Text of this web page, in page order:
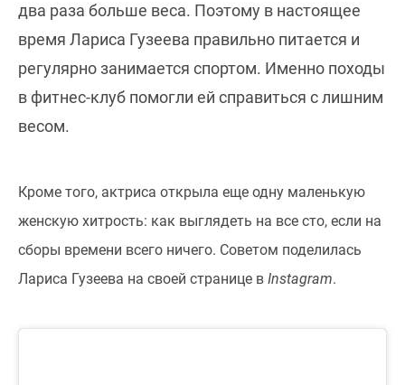
два раза больше веса. Поэтому в настоящее
время Лариса Гузеева правильно питается и
регулярно занимается спортом. Именно походы
в фитнес-клуб помогли ей справиться с лишним
весом.
Кроме того, актриса открыла еще одну маленькую
женскую хитрость: как выглядеть на все сто, если на
сборы времени всего ничего. Советом поделилась
Лариса Гузеева на своей странице в Instagram.